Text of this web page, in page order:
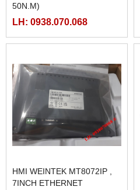
50N.M)
LH: 0938.070.068
HMI WEINTEK MT8072IP ,
7INCH ETHERNET